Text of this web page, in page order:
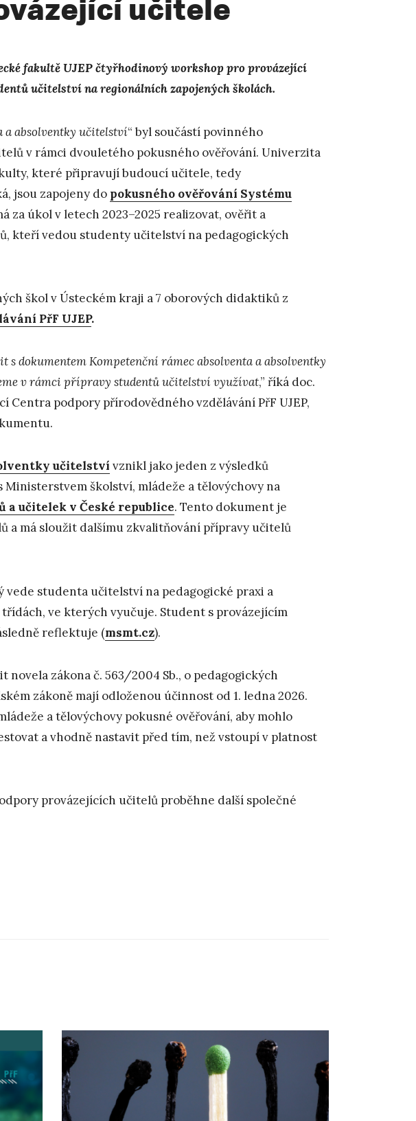
učitele
fakultě UJEP čtyřhodinový workshop pro provázející
učitelství na regionálních zapojených školách.
a absolventky učitelství“ byl součástí povinného
v rámci dvouletého pokusného ověřování. Univerzita
které připravují budoucí učitele, tedy
jsou zapojeny do pokusného ověřování Systému
za úkol v letech 2023–2025 realizovat, ověřit a
kteří vedou studenty učitelství na pedagogických
škol v Ústeckém kraji a 7 oborových didaktiků z
PřF UJEP.
s dokumentem Kompetenční rámec absolventa a absolventky
v rámci přípravy studentů učitelství využívat,” říká doc.
Centra podpory přírodovědného vzdělávání PřF UJEP,
učitelství vznikl jako jeden z výsledků
školství, mládeže a tělovýchovy na
učitelek v České republice. Tento dokument je
a má sloužit dalšímu zkvalitňování přípravy učitelů
studenta učitelství na pedagogické praxi a
ve kterých vyučuje. Student s provázejícím
reflektuje (msmt.cz).
zákona č. 563/2004 Sb., o pedagogických
zákoně mají odloženou účinnost od 1. ledna 2026.
a tělovýchovy pokusné ověřování, aby mohlo
a vhodně nastavit před tím, než vstoupí v platnost
provázejících učitelů proběhne další společné